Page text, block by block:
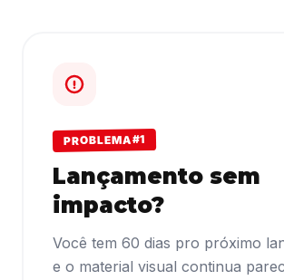
PROBLEMA #1
Lançamento sem
impacto?
Você tem 60 dias pro próximo
e o material visual continua